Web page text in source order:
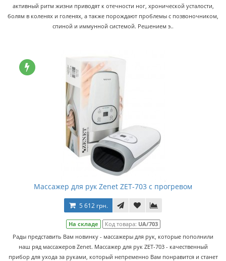
активный ритм жизни приводят к отечности ног, хронической усталости,
болям в коленях и голенях, а также порождают проблемы с позвоночником,
спиной и иммунной системой. Решением э..
Массажер для рук Zenet ZET-703 с прогревом
5 612 грн.
На складе Код товара: UA/703
Рады представить Вам новинку - массажеры для рук, которые пополнили
наш ряд массажеров Zenet. Массажер для рук ZET-703 - качественный
прибор для ухода за руками, который непременно Вам понравится и станет